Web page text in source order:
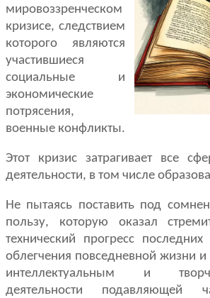
мировоззренческом
кризисе, следствием
которого являются
участившиеся
социальные и
экономические
потрясения,
военные конфликты.
Этот кризис затрагивает все
деятельности, в том числе
Не пытаясь поставить под
пользу, которую оказал
технический прогресс
облегчения повседневной жизни
интеллектуальным и
деятельности подавляющей